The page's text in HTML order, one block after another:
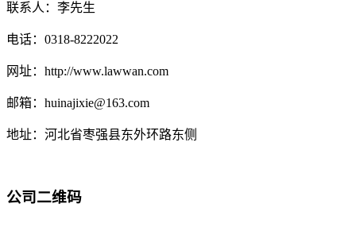
联系人：李先生
电话：0318-8222022
网址：http://www.lawwan.com
邮箱：huinajixie@163.com
地址：河北省枣强县东外环路东侧
公司二维码